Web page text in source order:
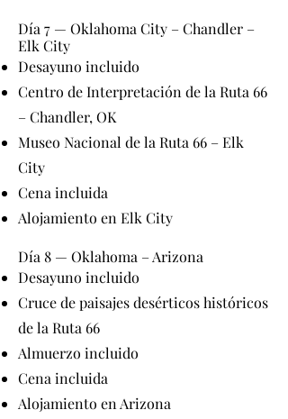
Día 7 — Oklahoma City – Chandler –
Elk City
Desayuno incluido
Centro de Interpretación de la Ruta 66
– Chandler, OK
Museo Nacional de la Ruta 66 – Elk
City
Cena incluida
Alojamiento en Elk City
Día 8 — Oklahoma – Arizona
Desayuno incluido
Cruce de paisajes desérticos históricos
de la Ruta 66
Almuerzo incluido
Cena incluida
Alojamiento en Arizona